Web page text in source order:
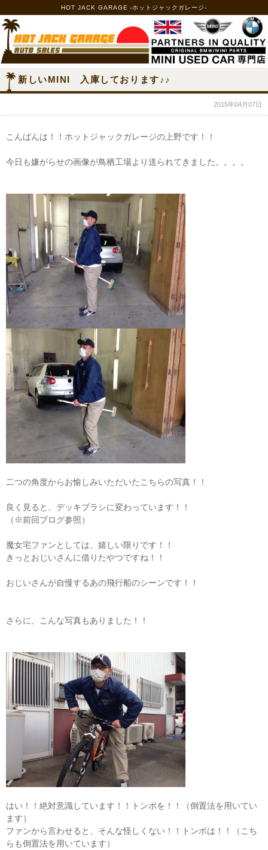
HOT JACK GARAGE -ホットジャックガレージ-
新しいMINI 入庫しております♪♪
2015年04月07日
こんばんは！！ホットジャックガレージの上野です！！
今日も嫌がらせの画像が鳥栖工場より送られてきました。。。。
二つの角度からお愉しみいただいたこちらの写真！！
良く見ると、デッキブラシに変わっています！！
（※前回ブログ参照）
魔女宅ファンとしては、嬉しい限りです！！
きっとおじいさんに借りたやつですね！！
おじいさんが自慢するあの飛行船のシーンです！！
さらに、こんな写真もありました！！
はい！！絶対意識しています！！トンボを！！（倒置法を用いてい
ます）
ファンから言わせると、そんな怪しくない！！トンボは！！（こち
らも倒置法を用いています）